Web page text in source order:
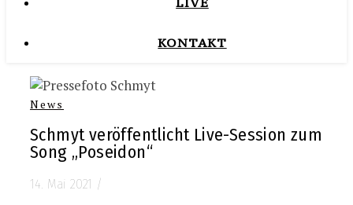
KONTAKT
News
Schmyt veröffentlicht Live-Session zum
Song „Poseidon“
14. Mai 2021 /